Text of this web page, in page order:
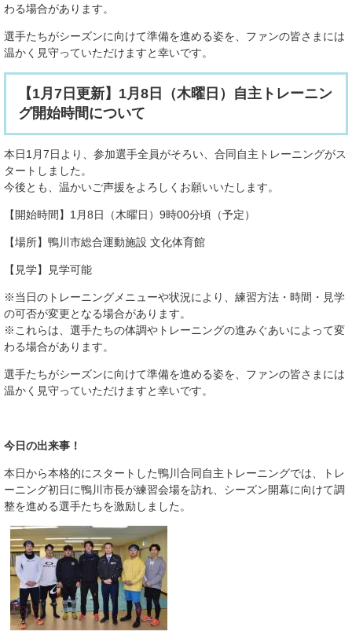
わる場合があります。
選手たちがシーズンに向けて準備を進める姿を、ファンの皆さまには
温かく見守っていただけますと幸いです。
【1月7日更新】1月8日（木曜日）自主トレーニン
グ開始時間について
本日1月7日より、参加選手全員がそろい、合同自主トレーニングがス
タートしました。
今後とも、温かいご声援をよろしくお願いいたします。
【開始時間】1月8日（木曜日）9時00分頃（予定）
【場所】鴨川市総合運動施設 文化体育館
【見学】見学可能
※当日のトレーニングメニューや状況により、練習方法・時間・見学
の可否が変更となる場合があります。
※これらは、選手たちの体調やトレーニングの進みぐあいによって変
わる場合があります。
選手たちがシーズンに向けて準備を進める姿を、ファンの皆さまには
温かく見守っていただけますと幸いです。
今日の出来事！
本日から本格的にスタートした鴨川合同自主トレーニングでは、トレ
ーニング初日に鴨川市長が練習会場を訪れ、シーズン開幕に向けて調
整を進める選手たちを激励しました。